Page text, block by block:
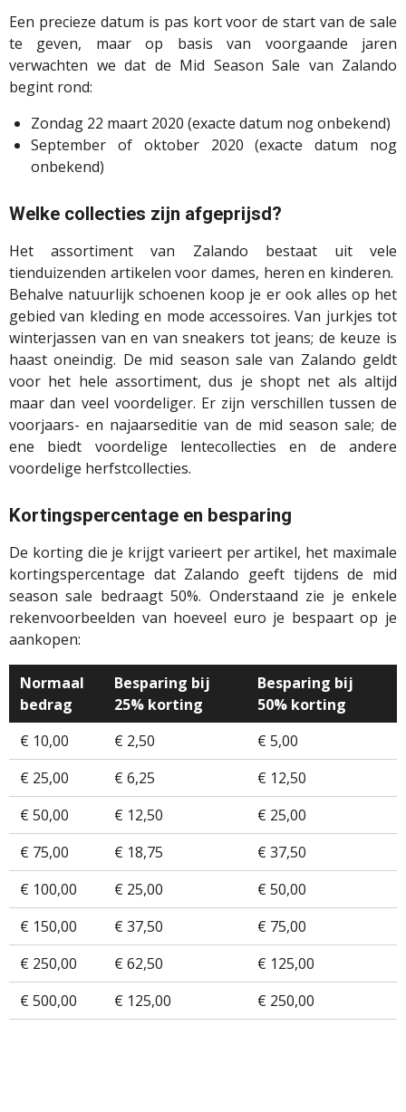
Een precieze datum is pas kort voor de start van de sale
te geven, maar op basis van voorgaande jaren
verwachten we dat de Mid Season Sale van Zalando
begint rond:
Zondag 22 maart 2020 (exacte datum nog onbekend)
September of oktober 2020 (exacte datum nog
onbekend)
Welke collecties zijn afgeprijsd?
Het assortiment van Zalando bestaat uit vele
tienduizenden artikelen voor dames, heren en kinderen.
Behalve natuurlijk schoenen koop je er ook alles op het
gebied van kleding en mode accessoires. Van jurkjes tot
winterjassen van en van sneakers tot jeans; de keuze is
haast oneindig. De mid season sale van Zalando geldt
voor het hele assortiment, dus je shopt net als altijd
maar dan veel voordeliger. Er zijn verschillen tussen de
voorjaars- en najaarseditie van de mid season sale; de
ene biedt voordelige lentecollecties en de andere
voordelige herfstcollecties.
Kortingspercentage en besparing
De korting die je krijgt varieert per artikel, het maximale
kortingspercentage dat Zalando geeft tijdens de mid
season sale bedraagt 50%. Onderstaand zie je enkele
rekenvoorbeelden van hoeveel euro je bespaart op je
aankopen:
Normaal
bedrag
Besparing bij
25% korting
Besparing bij
50% korting
€ 10,00
€ 2,50
€ 5,00
€ 25,00
€ 6,25
€ 12,50
€ 50,00
€ 12,50
€ 25,00
€ 75,00
€ 18,75
€ 37,50
€ 100,00
€ 25,00
€ 50,00
€ 150,00
€ 37,50
€ 75,00
€ 250,00
€ 62,50
€ 125,00
€ 500,00
€ 125,00 € 250,00